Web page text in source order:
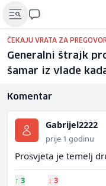
ČEKAJU VRATA ZA
Generalni štrajk
šamar iz vlade
Komentar
Gabrijel2222
prije 1 godinu
Prosvjeta je temelj
↑ 3 ↓ 3